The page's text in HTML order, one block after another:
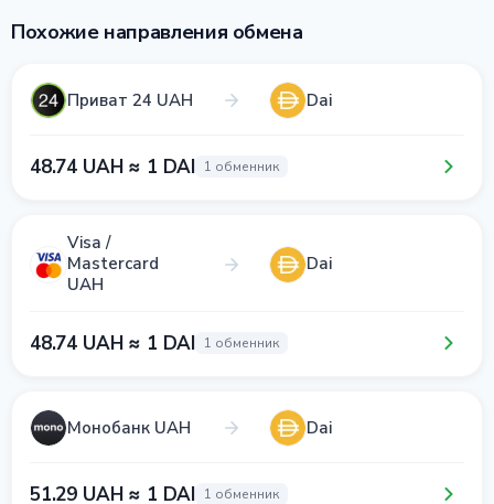
Похожие направления обмена
Приват 24 UAH Dai
48.74 UAH ≈ 1 DAI 1 обменник
Visa /
Mastercard
UAH
Dai
48.74 UAH ≈ 1 DAI 1 обменник
Монобанк UAH Dai
51.29 UAH ≈ 1 DAI 1 обменник